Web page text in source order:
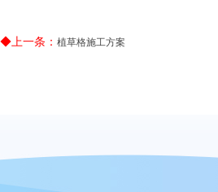
◆上一条： 植草格施工方案